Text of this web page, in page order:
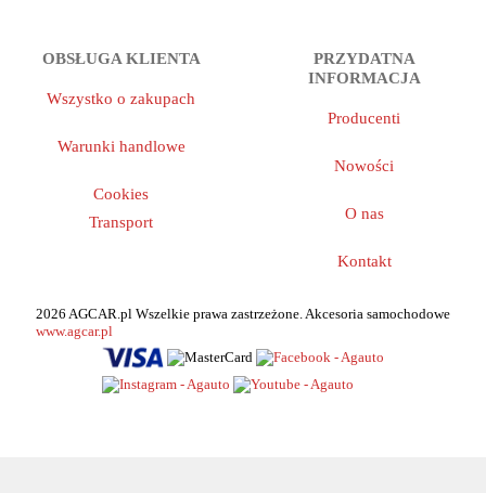
OBSŁUGA KLIENTA
Wszystko o zakupach
Warunki handlowe
Cookies
Transport
PRZYDATNA
INFORMACJA
Producenti
Nowości
O nas
Kontakt
2026 AGCAR.pl Wszelkie prawa zastrzeżone. Akcesoria samochodowe
www.agcar.pl